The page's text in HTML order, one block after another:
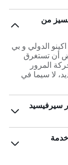
من
اكينو الدولي و بي
أن تستغرق
0س 07د خلال حركة المرور
لا سيما في
سيرفيسيد